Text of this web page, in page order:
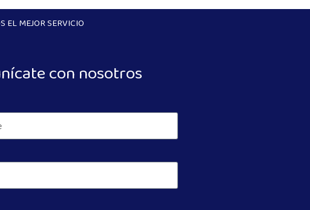
EL MEJOR SERVICIO
con nosotros